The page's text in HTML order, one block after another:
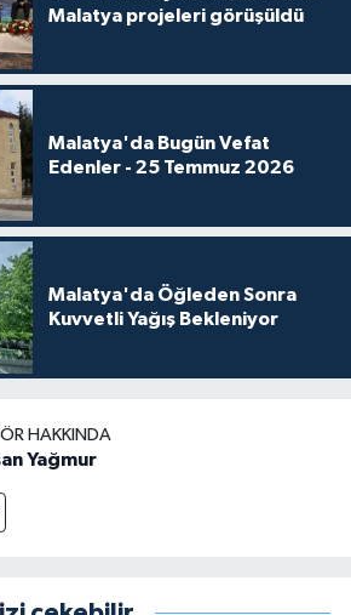
Malatya projeleri görüşüldü
Malatya'da Bugün Vefat
Edenler - 25 Temmuz 2026
Malatya'da Öğleden Sonra
Kuvvetli Yağış Bekleniyor
HAKKINDA
Yağmur